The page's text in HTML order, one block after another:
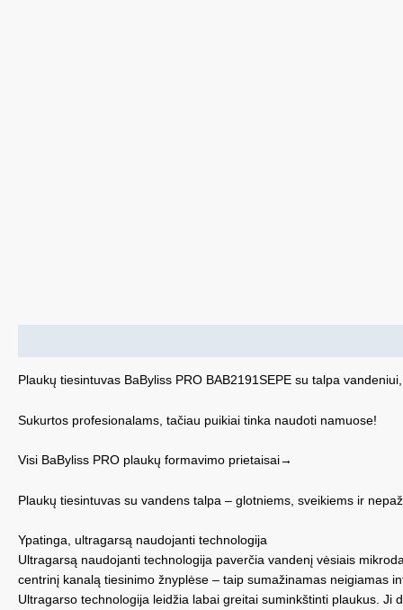
Plaukų tiesintuvas BaByliss PRO BAB2191SEPE su talpa
Sukurtos profesionalams, tačiau puikiai tinka naudoti namuose!
Visi BaByliss PRO plaukų formavimo prietaisai→
Plaukų tiesintuvas su vandens talpa – glotniems, sveikiems ir
Ypatinga, ultragarsą naudojanti technologija
Ultragarsą naudojanti technologija paverčia vandenį vėsiais
centrinį kanalą tiesinimo žnyplėse – taip sumažinamas neigiamas
Ultragarso technologija leidžia labai greitai suminkštinti plaukus.